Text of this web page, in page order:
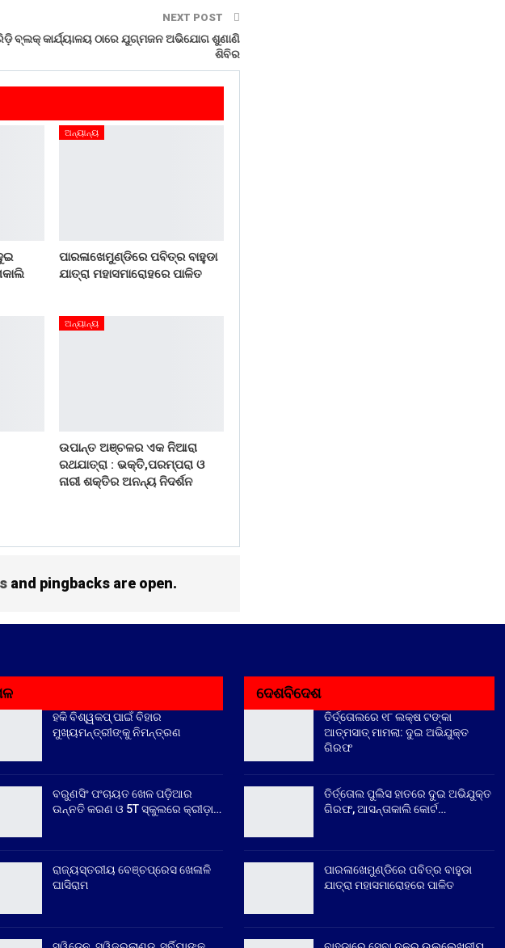
NEXT POST
ବ୍ଲକ୍ କାର୍ଯ୍ୟାଳୟ ଠାରେ ଯୁଗ୍ମଜନ ଅଭିଯୋଗ ଶୁଣାଣି
ଶିବିର
ଅନ୍ୟାନ୍ୟ
ପାରଳାଖେମୁଣ୍ଡିରେ ପବିତ୍ର ବାହୁଡା
ଯାତ୍ରା ମହାସମାରୋହରେ ପାଳିତ
ଅନ୍ୟାନ୍ୟ
ଉପାନ୍ତ ଅଞ୍ଚଳର ଏକ ନିଆରା
ରଥଯାତ୍ରା : ଭକ୍ତି,ପରମ୍ପରା ଓ
ନାରୀ ଶକ୍ତିର ଅନନ୍ୟ ନିଦର୍ଶନ
and pingbacks are open.
ହକି ବିଶ୍ୱକପ୍ ପାଇଁ ବିହାର
ମୁଖ୍ୟମନ୍ତ୍ରୀଙ୍କୁ ନିମନ୍ତ୍ରଣ
ବରୁଣସିଂ ପଂଚାୟତ ଖେଳ ପଡ଼ିଆର
ଉନ୍ନତି କରଣ ଓ 5T ସ୍କୁଲରେ କ୍ରୀଡ଼ା…
ରାଜ୍ୟସ୍ତରୀୟ ବେଞ୍ଚପ୍ରେସ ଖେଳାଳି
ଘାସିରାମ
ଦେଶବିଦେଶ
ତିର୍ତ୍ତୋଲରେ ୧୮ ଲକ୍ଷ ଟଙ୍କା
ଆତ୍ମସାତ୍ ମାମଲା: ଦୁଇ ଅଭିଯୁକ୍ତ
ଗିରଫ
ତିର୍ତ୍ତୋଲ ପୁଲିସ ହାତରେ ଦୁଇ ଅଭିଯୁକ୍ତ
ଗିରଫ, ଆସନ୍ତାକାଲି କୋର୍ଟ…
ପାରଳାଖେମୁଣ୍ଡିରେ ପବିତ୍ର ବାହୁଡା
ଯାତ୍ରା ମହାସମାରୋହରେ ପାଳିତ